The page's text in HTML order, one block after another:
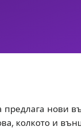
нови
колкото и